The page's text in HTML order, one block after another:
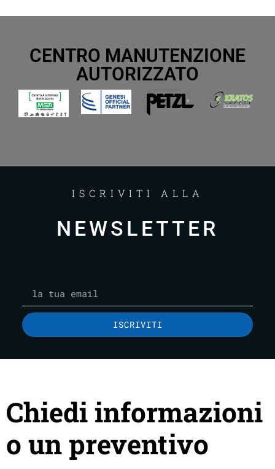
CENTRO MANUTENZIONE
AUTORIZZATO
ISCRIVITI ALLA
NEWSLETTER
ISCRIVITI
Chiedi informazioni
o un preventivo